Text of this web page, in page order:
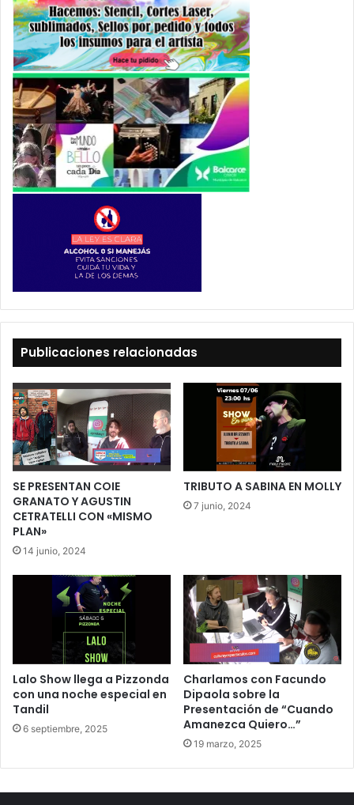
Publicaciones relacionadas
SE PRESENTAN COIE
GRANATO Y AGUSTIN
CETRATELLI CON «MISMO
PLAN»
14 junio, 2024
TRIBUTO A SABINA EN MOLLY
7 junio, 2024
Lalo Show llega a Pizzonda
con una noche especial en
Tandil
6 septiembre, 2025
Charlamos con Facundo
Dipaola sobre la
Presentación de “Cuando
Amanezca Quiero…”
19 marzo, 2025